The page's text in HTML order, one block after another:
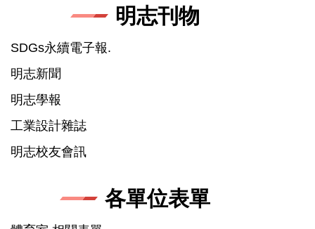
明志刊物
SDGs永續電子報.
明志新聞
明志學報
工業設計雜誌
明志校友會訊
各單位表單